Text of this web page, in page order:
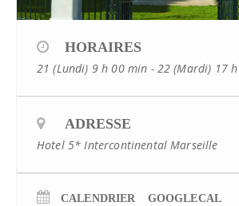
HORAIRES
21 (Lundi) 9 h 00 min - 22 (Mardi) 17
ADRESSE
Hotel 5* Intercontinental Marseille
CALENDRIER GOOGLECAL